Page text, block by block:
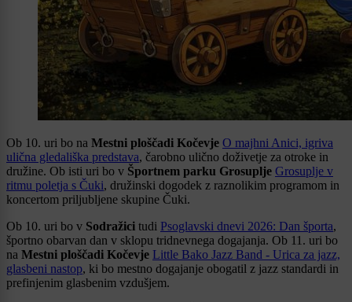
Ob 10. uri bo na Mestni ploščadi Kočevje O majhni Anici, igriva
ulična gledališka predstava, čarobno ulično doživetje za otroke in
družine. Ob isti uri bo v Športnem parku Grosuplje Grosuplje v
ritmu poletja s Čuki, družinski dogodek z raznolikim programom in
koncertom priljubljene skupine Čuki.
Ob 10. uri bo v Sodražici tudi Psoglavski dnevi 2026: Dan športa,
športno obarvan dan v sklopu tridnevnega dogajanja. Ob 11. uri bo
na Mestni ploščadi Kočevje Little Bako Jazz Band - Urica za jazz,
glasbeni nastop, ki bo mestno dogajanje obogatil z jazz standardi in
prefinjenim glasbenim vzdušjem.